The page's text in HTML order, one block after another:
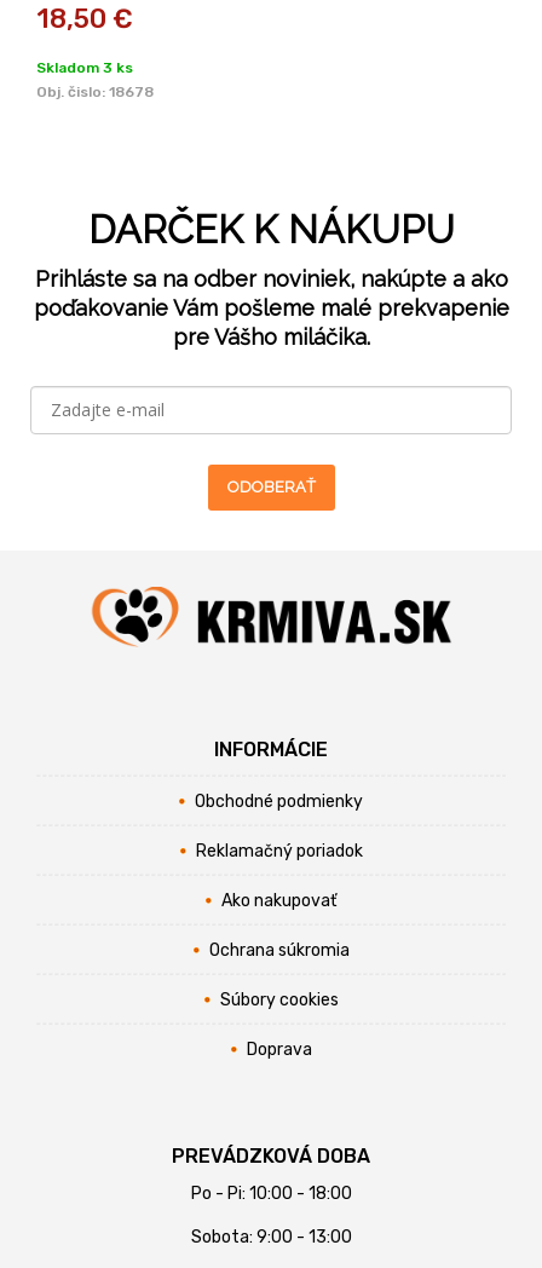
18,50 €
Skladom 3 ks
Obj. čislo: 18678
DARČEK K NÁKUPU
Prihláste sa na odber noviniek, nakúpte a ako
poďakovanie Vám pošleme malé prekvapenie
pre Vášho miláčika.
ODOBERAŤ
INFORMÁCIE
Obchodné podmienky
Reklamačný poriadok
Ako nakupovať
Ochrana súkromia
Súbory cookies
Doprava
PREVÁDZKOVÁ DOBA
Po - Pi: 10:00 - 18:00
Sobota: 9:00 - 13:00